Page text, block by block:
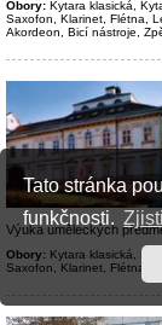
Tato stránka
funkčnosti.
Obory: Kytara klasická,
Saxofon, Klarinet, Flétna,
Akordeon, Bicí nástroje,
Výuka uměleckých
Obory: Kytara klasická,
Saxofon, Klarinet, Flétna,